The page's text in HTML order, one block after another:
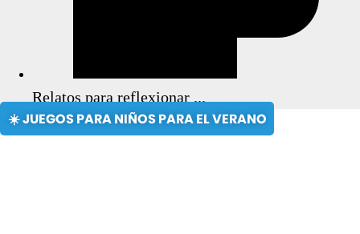
Relatos para reflexionar ...
☀️ JUEGOS PARA NIÑOS PARA EL VERANO